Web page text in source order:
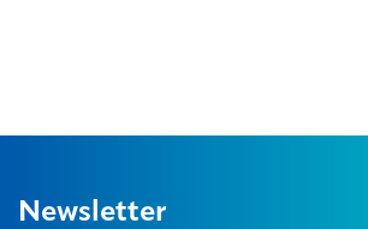
Newsletter